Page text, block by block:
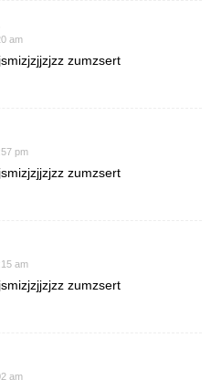
am
zumzsert
pm
zumzsert
am
zumzsert
am